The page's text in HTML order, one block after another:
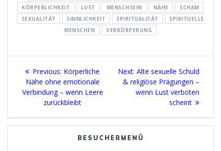
KÖRPERLICHKEIT
LUST MENSCHSEIN NÄHE
SCHAM
SEXUALITÄT
SINNLICHKEIT SPIRITUALITÄT
SPIRITUELLE
MENSCHEN
VERKÖRPERUNG
Beitragsnavigation
Previous: Previous
post:
Körperliche
Nähe ohne emotionale
Verbindung – wenn Leere
zurückbleibt
Next: Next
post:
Alte sexuelle Schuld
& religiöse Prägungen –
wenn Lust verboten
scheint
BESUCHERMENÜ